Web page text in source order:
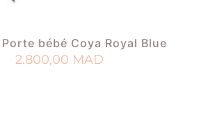
bébé Coya Royal Blue
2.800,00 MAD